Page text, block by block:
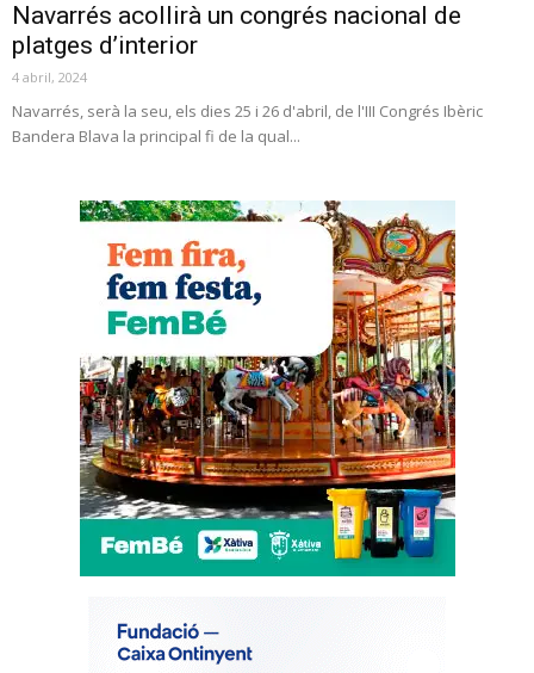
Navarrés acollirà un congrés nacional de
platges d’interior
4 abril, 2024
Navarrés, serà la seu, els dies 25 i 26 d'abril, de l'III Congrés Ibèric
Bandera Blava la principal fi de la qual...